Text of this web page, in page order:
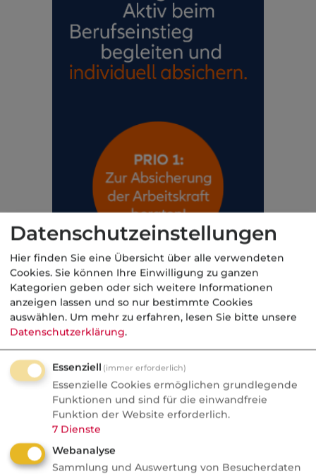
Diese müssen nicht besonders deklariert
werden. Erst wenn die in der
Kleingebinderegelung genannten Mengen
überschritten werden, muss die ausdrückliche
Deklaration der Anlage und die Vereinbarung
des Deckungsbausteins 2.1 UHV-Modell
erfolgen. Viele VR weisen in ihren Anträgen
ausdrücklich darauf hin.
Datenschutzeinstellungen
Hier finden Sie eine Übersicht über alle verwendeten
Cookies. Sie können Ihre Einwilligung zu ganzen
Kategorien geben oder sich weitere Informationen
anzeigen lassen und so nur bestimmte Cookies
auswählen. Um mehr zu erfahren, lesen Sie bitte unsere
Datenschutzerklärung.
Essenziell (immer erforderlich)
Essenzielle Cookies ermöglichen grundlegende
Funktionen und sind für die einwandfreie
Funktion der Website erforderlich.
7 Dienste
Webanalyse
Sammlung und Auswertung von Besucherdaten